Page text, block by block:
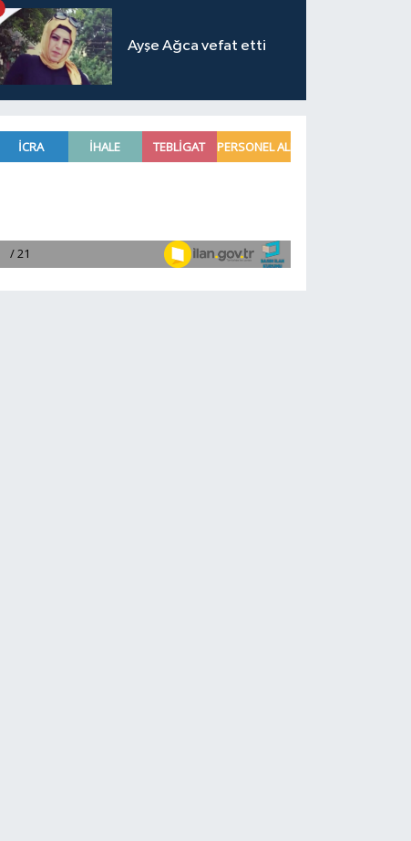
Ayşe Ağca vefat etti